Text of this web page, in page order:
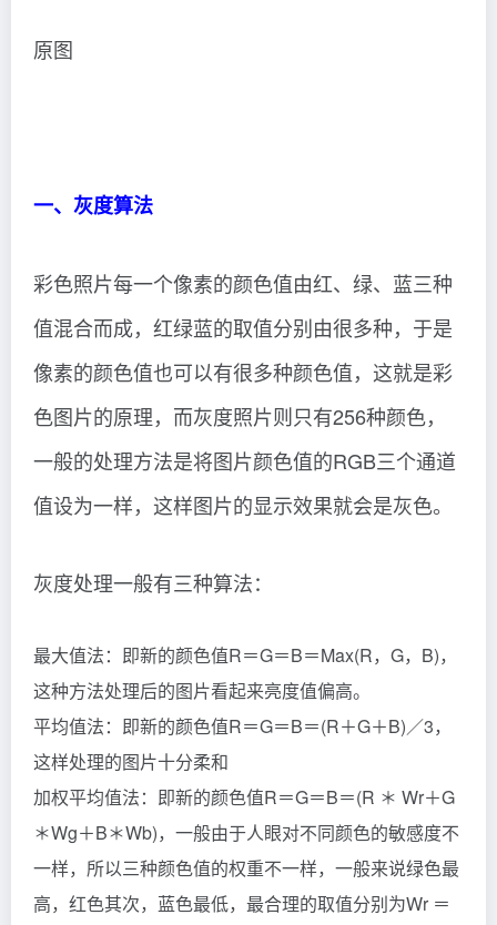
原图
一、灰度算法
彩色照片每一个像素的颜色值由红、绿、蓝三种
值混合而成，红绿蓝的取值分别由很多种，于是
像素的颜色值也可以有很多种颜色值，这就是彩
色图片的原理，而灰度照片则只有256种颜色，
一般的处理方法是将图片颜色值的RGB三个通道
值设为一样，这样图片的显示效果就会是灰色。
灰度处理一般有三种算法：
最大值法：即新的颜色值R＝G＝B＝Max(R，G，B)，
这种方法处理后的图片看起来亮度值偏高。
平均值法：即新的颜色值R＝G＝B＝(R＋G＋B)／3，
这样处理的图片十分柔和
加权平均值法：即新的颜色值R＝G＝B＝(R ＊ Wr＋G
＊Wg＋B＊Wb)，一般由于人眼对不同颜色的敏感度不
一样，所以三种颜色值的权重不一样，一般来说绿色最
高，红色其次，蓝色最低，最合理的取值分别为Wr ＝